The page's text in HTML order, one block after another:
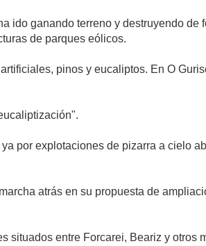
ido ganando terreno y destruyendo de
de parques eólicos.
pinos y eucaliptos. En O
por explotaciones de pizarra a cielo
atrás en su propuesta de
situados entre Forcarei, Beariz y otros